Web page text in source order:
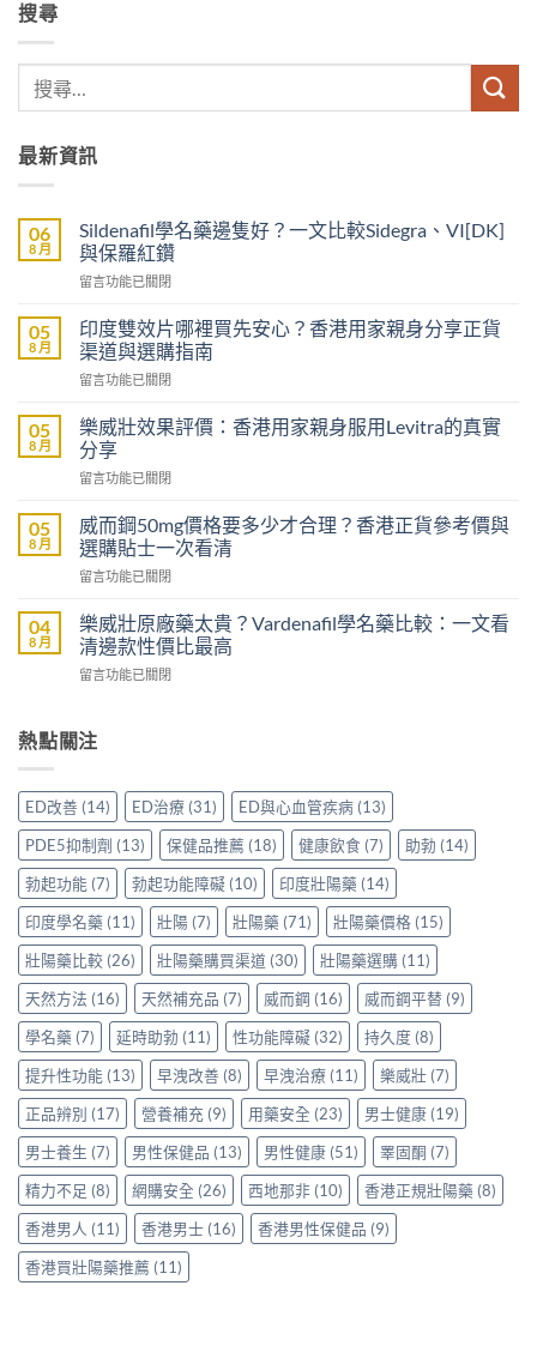
搜尋
最新資訊
06
8 月
Sildenafil學名藥邊隻好？一文比較Sidegra、VI[DK]
與保羅紅鑽
在
學
名
藥
邊
好？
一
文
比
Sidegra、
VI[DK]
保
紅
鑽〉
中
留言功能已關閉
05
8 月
印度雙效片哪裡買先安心？香港用家親身分享正貨
渠道與選購指南
在
度
雙
效
片
裡
買
先
安
香
港
家
分
貨
渠
道
與
選
購
指
南〉
中
留言功能已關閉
05
8 月
樂威壯效果評價：香港用家親身服用Levitra的真實
分享
在
威
壯
效
果
價：
香
港
用
身
Levitra
的
真
實
分
享〉
中
留言功能已關閉
05
8 月
威而鋼50mg價格要多少才合理？香港正貨參考價與
選購貼士一次看清
在
而
鋼
50mg
價
多
合
理？
香
港
正
貨
參
考
價
與
選
購
貼
士
一
次
看
清〉
中
留言功能已關閉
04
8 月
樂威壯原廠藥太貴？Vardenafil學名藥比較：一文看
清邊款性價比最高
在
壯
原
藥
太
貴？
Vardenafil
學
名
藥
比
較：
一
文
看
清
邊
款
性
價
比
最
高〉
中
留言功能已關閉
熱點關注
ED改善 (14) ED治療 (31) ED與心血管疾病 (13)
PDE5抑制劑 (13) 保健品推薦 (18) 健康飲食 (7) 助勃 (14)
勃起功能 (7) 勃起功能障礙 (10) 印度壯陽藥 (14)
印度學名藥 (11) 壯陽 (7) 壯陽藥 (71) 壯陽藥價格 (15)
壯陽藥比較 (26) 壯陽藥購買渠道 (30) 壯陽藥選購 (11)
天然方法 (16) 天然補充品 (7) 威而鋼 (16) 威而鋼平替 (9)
學名藥 (7) 延時助勃 (11) 性功能障礙 (32) 持久度 (8)
提升性功能 (13) 早洩改善 (8) 早洩治療 (11) 樂威壯 (7)
正品辨別 (17) 營養補充 (9) 用藥安全 (23) 男士健康 (19)
男士養生 (7) 男性保健品 (13) 男性健康 (51) 睪固酮 (7)
精力不足 (8) 網購安全 (26) 西地那非 (10) 香港正規壯陽藥 (8)
香港男人 (11) 香港男士 (16) 香港男性保健品 (9)
香港買壯陽藥推薦 (11)